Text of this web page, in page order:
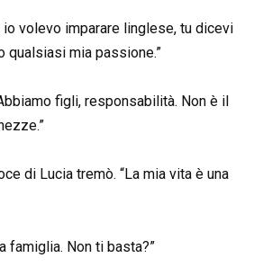
io volevo imparare linglese, tu dicevi
qualsiasi mia passione.”
figli, responsabilità. Non è il
di Lucia tremò. “La mia vita è una
famiglia. Non ti basta?”